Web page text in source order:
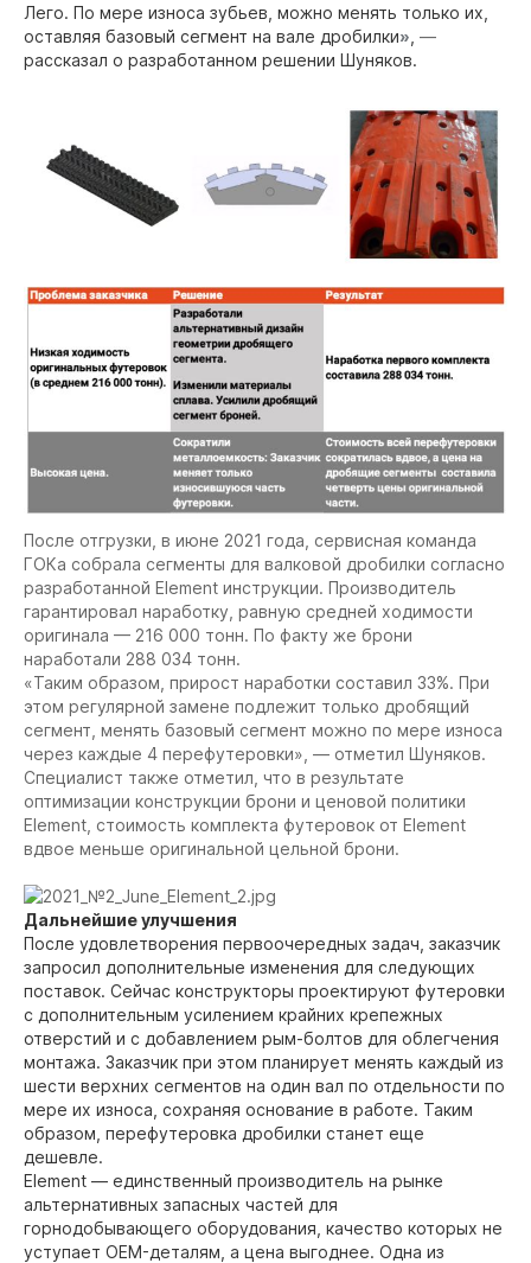
Лего. По мере износа зубьев, можно менять только их,
оставляя базовый сегмент на вале дробилки» —
рассказал о разработанном решении Шуняков.
После отгрузки, в июне 2021 года, сервисная команда
ГОКа собрала сегменты для валковой дробилки согласно
разработанной Element инструкции. Производитель
гарантировал наработку, равную средней ходимости
оригинала — 216 000 тонн. По факту же брони
наработали 288 034 тонн.
«Таким образом, прирост наработки составил 33%. При
этом регулярной замене подлежит только дробящий
сегмент, менять базовый сегмент можно по мере износа
через каждые 4 перефутеровки», — отметил Шуняков.
Специалист также отметил, что в результате
оптимизации конструкции брони и ценовой политики
Element, стоимость комплекта футеровок от Element
вдвое меньше оригинальной цельной брони.
Дальнейшие улучшения
После удовлетворения первоочередных задач, заказчик
запросил дополнительные изменения для следующих
поставок. Сейчас конструкторы проектируют футеровки
с дополнительным усилением крайних крепежных
отверстий и с добавлением рым-болтов для облегчения
монтажа. Заказчик при этом планирует менять каждый из
шести верхних сегментов на один вал по отдельности по
мере их износа, сохраняя основание в работе. Таким
образом, перефутеровка дробилки станет еще
дешевле.
Element — единственный производитель на рынке
альтернативных запасных частей для
горнодобывающего оборудования, качество которых не
уступает OEM-деталям, а цена выгоднее. Одна из